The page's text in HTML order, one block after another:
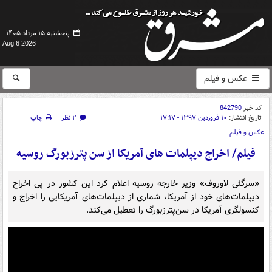
پنجشنبه ۱۵ مرداد ۱۴۰۵ -
Aug 6 2026
عکس و فیلم
کد خبر842790
تاریخ انتشار: ۱۰ فروردین ۱۳۹۷ - ۱۷:۱۷ ۲ نظر
چاپ
عکس و فیلم
فیلم/ اخراج دیپلمات های آمریکا از سن پترزبورگ روسیه
«سرگئی لاوروف» وزیر خارجه روسیه اعلام کرد این کشور در پی اخراج
دیپلمات‌های خود از آمریکا، شماری از دیپلمات‌های آمریکایی را اخراج و
کنسولگری آمریکا در سن‌پترزبورگ را تعطیل می‌کند.